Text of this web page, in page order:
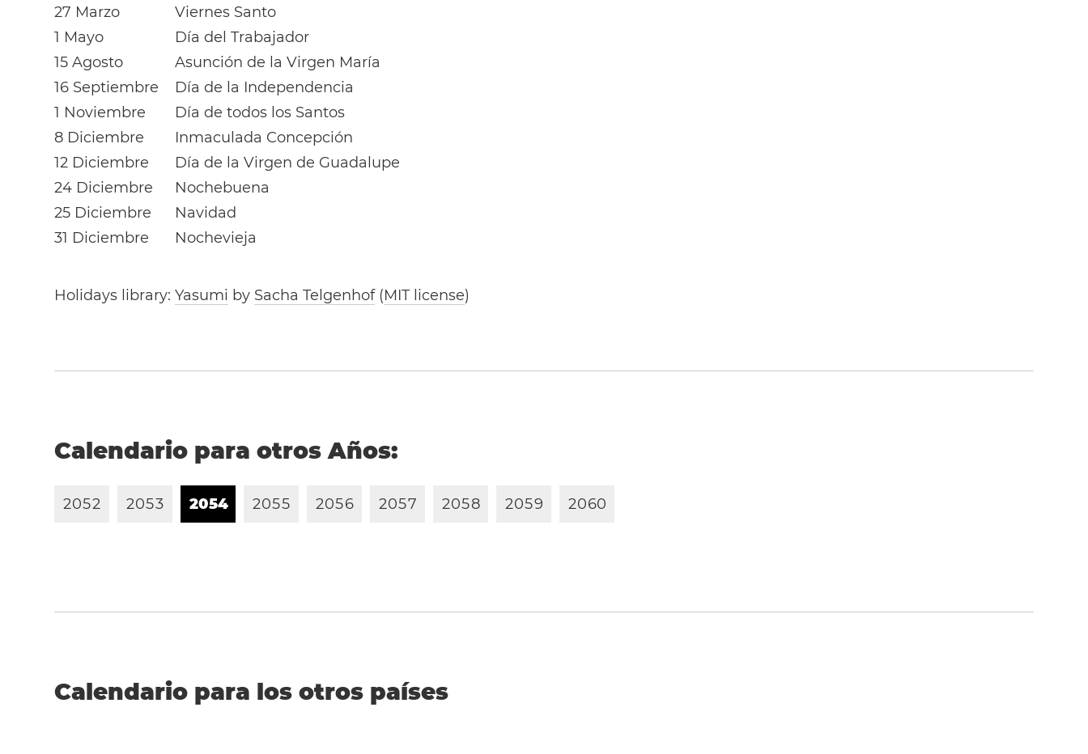
27 Marzo
Viernes Santo
1 Mayo
Día del Trabajador
15 Agosto
Asunción de la Virgen María
16 Septiembre
Día de la Independencia
1 Noviembre
Día de todos los Santos
8 Diciembre
Inmaculada Concepción
12 Diciembre
Día de la Virgen de Guadalupe
24 Diciembre
Nochebuena
25 Diciembre
Navidad
31 Diciembre
Nochevieja
Holidays library:Yasumi by Sacha Telgenhof(MIT license)
Calendario para otros Años:
2052 2053 2054 2055 2056 2057 2058 2059 2060
Calendario para los otros países